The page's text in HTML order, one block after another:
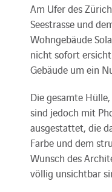
Am Ufer des
Seestrasse und
Wohngebäude
nicht sofort
Gebäude um ein
Die gesamte
sind jedoch mit
ausgestattet, die
Farbe und dem
Wunsch des
völlig unsichtbar